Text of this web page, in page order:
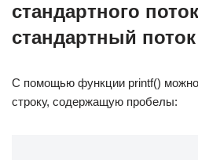
стандартного
стандартный поток
С помощью функции printf() можно
строку, содержащую пробелы: